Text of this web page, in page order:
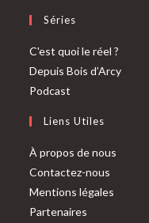
Séries
C'est quoi le réel ?
Depuis Bois d’Arcy
Podcast
Liens Utiles
À propos de nous
Contactez-nous
Mentions légales
Partenaires